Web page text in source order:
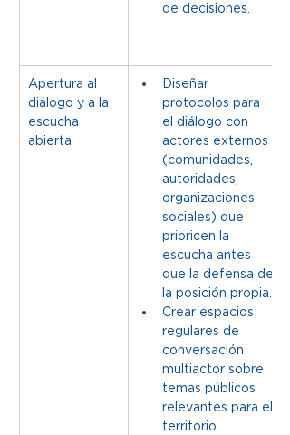
de decisiones.
Apertura al
diálogo y a la
escucha
abierta
Diseñar
protocolos para
el diálogo con
actores externos
(comunidades,
autoridades,
organizaciones
sociales) que
prioricen la
escucha antes
que la defensa de
la posición propia.
Crear espacios
regulares de
conversación
multiactor sobre
temas públicos
relevantes para el
territorio.